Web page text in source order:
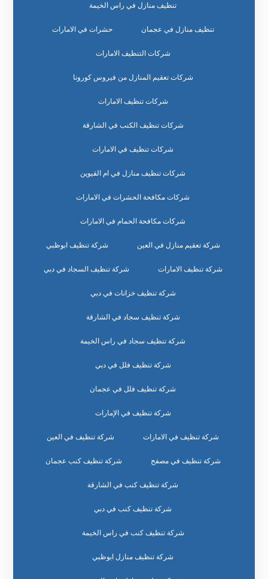
تنظيف منازل في راس الخيمة
تنظيف منازل في عجمان حشرات في الامارات
شركات التنظيف الامارات
شركات تعقيم المنازل من فيروس كورونا
شركات تنظيف الامارات
شركات تنظيف الكنب في الشارقة
شركات تنظيف في الامارات
شركات تنظيف منازل في ام القيوين
شركات مكافحة الحشرات في الامارات
شركات مكافحة الحمام في الامارات
شركة تعقيم منازل في العين شركة تنظيف ابوظبي
شركة تنظيف الامارات شركة تنظيف السجاد في دبي
شركة تنظيف خزانات في دبي
شركة تنظيف سجاد في الشارقة
شركة تنظيف سجاد في راس الخيمة
شركة تنظيف فلل في دبي
شركة تنظيف فلل في عجمان
شركة تنظيف في الإمارات
شركة تنظيف في الامارات شركة تنظيف في العين
شركة تنظيف في مصفح شركة تنظيف كنب عجمان
شركة تنظيف كنب في الشارقة
شركة تنظيف كنب في دبي
شركة تنظيف كنب في راس الخيمة
شركة تنظيف منازل ابوظبي